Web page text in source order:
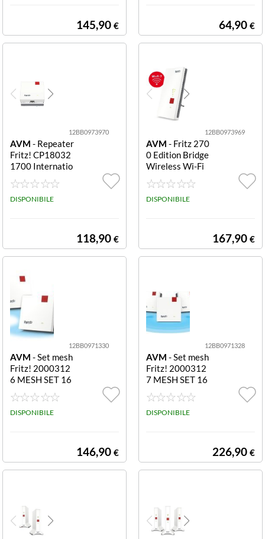
145,90 € 64,90 €
12BB0973970
AVM - Repeater
Fritz! CP18032
1700 Internatio
nal White e Red
1700 Internatio
nal
DISPONIBILE
118,90 €
12BB0973969
AVM - Fritz 270
0 Edition Bridge
Wireless Wi-Fi
7 Dual-band 27
00 International
DISPONIBILE
167,90 €
12BB0971330
AVM - Set mesh
Fritz! 2000312
6 MESH SET 16
00 2 pack White
e Grey 1600 2 p
ack
DISPONIBILE
146,90 €
12BB0971328
AVM - Set mesh
Fritz! 2000312
7 MESH SET 16
00 3 pack White
e Grey 1600 3 p
ack
DISPONIBILE
226,90 €